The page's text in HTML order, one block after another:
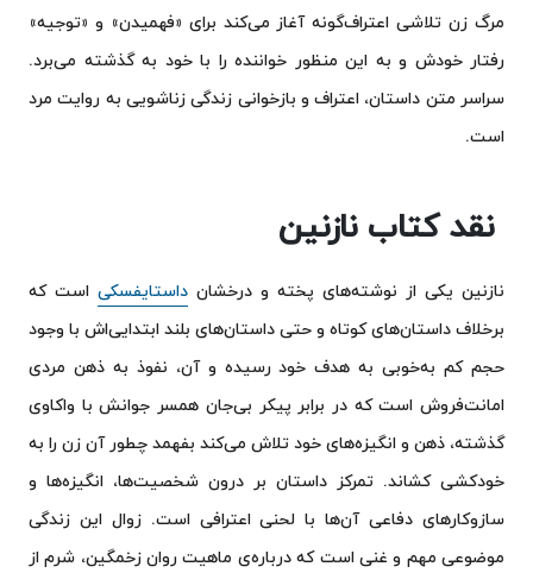
مرگ زن تلاشی اعتراف‌گونه آغاز می‌کند برای «فهمیدن» و «توجیه»
رفتار خودش و به این منظور خواننده را با خود به گذشته می‌برد.
سراسر متن داستان، اعتراف و بازخوانی زندگی زناشویی به روایت مرد
است.
نقد کتاب نازنین
نازنین یکی از نوشته‌های پخته‌ و درخشان داستایفسکی است که
برخلاف داستان‌های کوتاه و حتی داستان‌های بلند ابتدایی‌اش با وجود
حجم کم به‌خوبی به هدف خود رسیده و آن، نفوذ به ذهن مردی
امانت‌فروش است که در برابر پیکر بی‌جان همسر جوانش با واکاوی
گذشته، ذهن و انگیزه‌های خود تلاش می‌کند بفهمد چطور آن زن را به
خودکشی کشاند. تمرکز داستان بر درون شخصیت‌ها، انگیزه‌ها و
سازوکارهای دفاعی آن‌ها با لحنی اعترافی است. زوال این زندگی
موضوعی مهم و غنی است که درباره‌ی ماهیت روان زخمگین، شرم از